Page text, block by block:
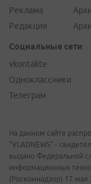
Реклама
Редакция
Социальные сети
vkontakte
Одноклассники
Телеграм
На данном сайте
"VLADNEWS" -
выдано Федеральной
информационных
(Роскомнадзор) 17